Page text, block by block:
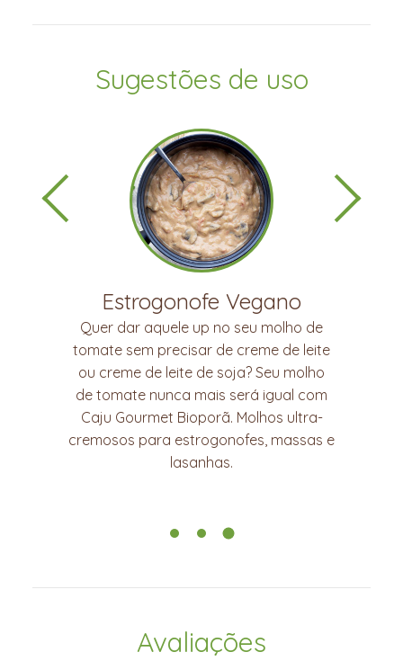
Sugestões de uso
Risoto Cremoso
Quer deixar o seu risoto com aquele
molho cremoso sem usar leite e
derivados? Uma colherada de Caju
Gourmet faz toda a diferença! Com
muito sabor e cremosidade, ele é um
substituto saudável para manteiga,
requeijão ou creme de leite em diversas
Avaliações